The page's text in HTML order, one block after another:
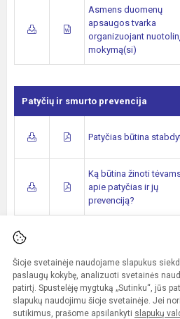
Šioje svetainėje naudojame slapukus
paslaugų kokybę, analizuoti svetainės
patirtį. Spustelėję mygtuką „Sutinku“, jūs
slapukų naudojimu šioje svetainėje. Jei
sutikimus, prašome apsilankyti slapukų
Asmens duomenų
apsaugos tvarka
organizuojant
mokymą(si)
Patyčių ir smurto prevencija
Patyčias būtina
Ką būtina žinoti
apie patyčias ir jų
prevenciją?
neapykantą kurstančios
kalbos ar neapykantos
nusikaltimo